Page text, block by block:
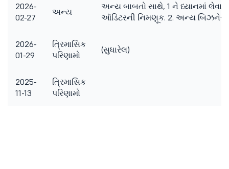
2026-
02-27
અન્ય
અન્ય બાબતો સાથે, 1 ને ધ્યાનમાં લેવા
ઑડિટરની નિમણૂક. 2. અન્ય
2026-
01-29
ત્રિમાસિક
પરિણામો
(સુધારેલ)
2025-
11-13
ત્રિમાસિક
પરિણામો